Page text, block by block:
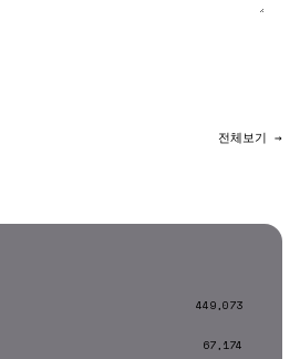
전체보기 →
449,073
67,174